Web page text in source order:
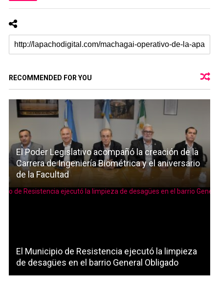
RECOMMENDED FOR YOU
El Poder Legislativo acompañó la creación de la
Carrera de Ingeniería Biométrica y el aniversario
de la Facultad
El Municipio de Resistencia ejecutó la limpieza
de desagües en el barrio General Obligado